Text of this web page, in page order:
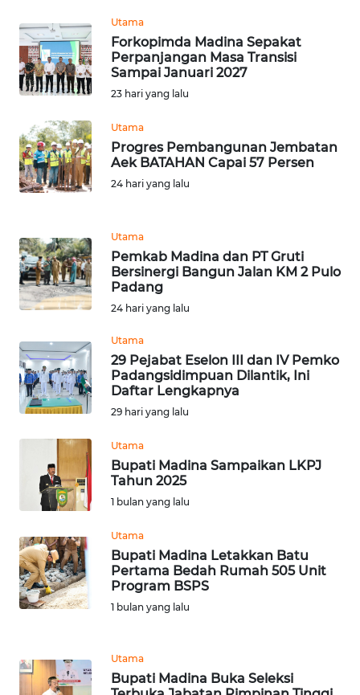
Utama
Forkopimda Madina Sepakat
Perpanjangan Masa Transisi
Sampai Januari 2027
23 hari yang lalu
Utama
Progres Pembangunan Jembatan
Aek BATAHAN Capai 57 Persen
24 hari yang lalu
Utama
Pemkab Madina dan PT Gruti
Bersinergi Bangun Jalan KM 2 Pulo
Padang
24 hari yang lalu
Utama
29 Pejabat Eselon III dan IV Pemko
Padangsidimpuan Dilantik, Ini
Daftar Lengkapnya
29 hari yang lalu
Utama
Bupati Madina Sampaikan LKPJ
Tahun 2025
1 bulan yang lalu
Utama
Bupati Madina Letakkan Batu
Pertama Bedah Rumah 505 Unit
Program BSPS
1 bulan yang lalu
Utama
Bupati Madina Buka Seleksi
PRIANGAN
TIMUR
WN
SEMARANG
WN
SOLO
WN
MADURA
WN
NATUNA
WN
BINTAN
WN
MANDALIKA
WN
LIKUPANG
WN